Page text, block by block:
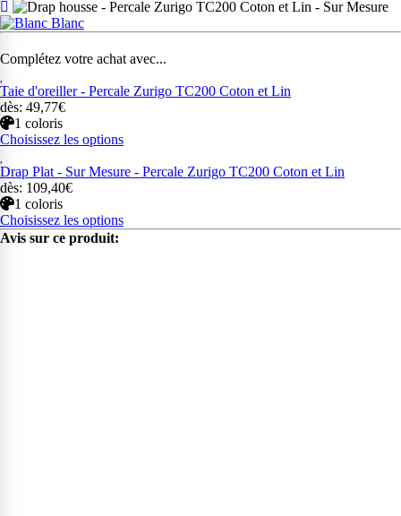
Blanc
Complétez votre achat avec...
Taie d'oreiller - Percale Zurigo TC200 Coton et Lin
dès: 49,77€
1 coloris
Choisissez les options
Drap Plat - Sur Mesure - Percale Zurigo TC200 Coton et Lin
dès: 109,40€
1 coloris
Choisissez les options
Avis sur ce produit: